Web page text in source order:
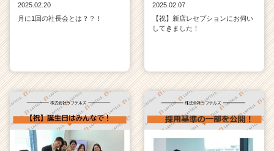
2025.02.20
月に1回の社長会とは？？！
2025.02.07
【祝】新店レセプションにお伺い
してきました！